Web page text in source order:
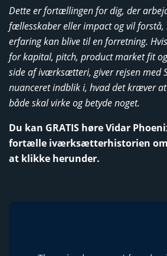
Dette er fortællingen for dig, der
fællesskaber eller impact og vil
erfaring kan blive til en forretning.
for kapital, pitch, product market fit
side af iværksætteri, giver rejsen med
nuanceret indblik i, hvad det kræver
både skal virke og betyde noget.
Du kan GRATIS høre Vidar
fortælle iværksætterhistorien om
at klikke herunder.